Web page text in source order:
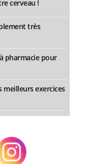
cerveau !
très
pharmacie pour
exercices